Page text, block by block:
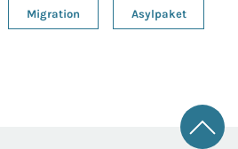
Migration Asylpaket